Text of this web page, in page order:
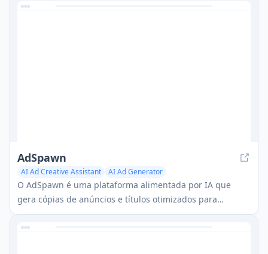
em conversão instantaneamente.
AdSpawn
AI Ad Creative Assistant AI Ad Generator
O AdSpawn é uma plataforma alimentada por IA que
gera cópias de anúncios e títulos otimizados para
campanhas de marketing de jogos móveis sem exigir
solicitações manuais.